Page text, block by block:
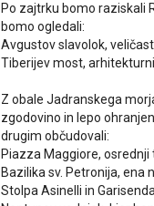
Po zajtrku bomo raziskali
bomo ogledali:
Avgustov slavolok,
Tiberijev most,
Z obale Jadranskega
zgodovino in lepo
drugim občudovali:
Piazza Maggiore, osrednji
Bazilika sv. Petronija, ena
Stolpa Asinelli in